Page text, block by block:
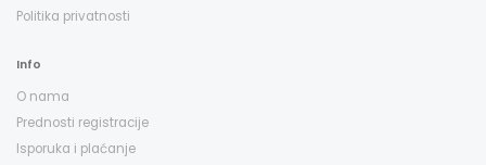
Politika privatnosti
Info
O nama
Prednosti registracije
Isporuka i plaćanje